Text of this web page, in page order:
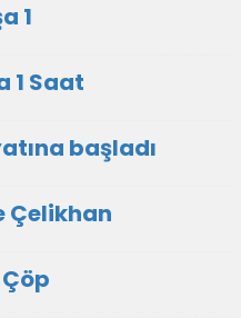
1
1 Saat
başladı
Çelikhan